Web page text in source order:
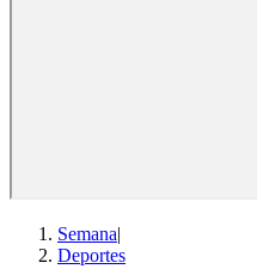
Semana|
Deportes